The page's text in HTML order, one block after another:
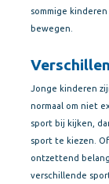
sommige
bewegen.
Jonge kinderen
normaal om niet
sport bij kijken,
sport te kiezen.
ontzettend
verschillende